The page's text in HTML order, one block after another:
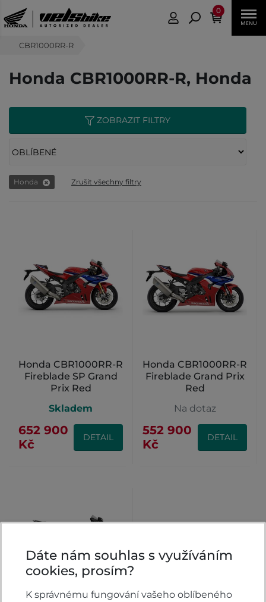
0
CBR1000RR-R
Honda CBR1000RR-R, Honda
ZOBRAZIT FILTRY
Honda Zrušit všechny filtry
Honda CBR1000RR-R
Fireblade SP Grand
Prix Red
Skladem
652 900
Kč
DETAIL
Honda CBR1000RR-R
Fireblade Grand Prix
Red
Na dotaz
552 900
Kč
DETAIL
Dáte nám souhlas s využíváním
cookies, prosím?
K správnému fungování vašeho oblíbeného